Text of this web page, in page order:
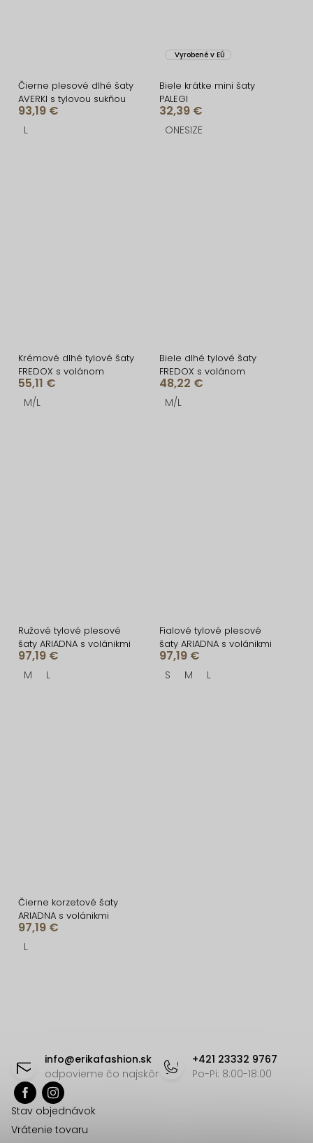
Čierne plesové dlhé šaty
AVERKI s tylovou sukňou
93,19 €
L
Vyrobené v EÚ
Biele krátke mini šaty
PALEGI
32,39 €
ONESIZE
Krémové dlhé tylové šaty
FREDOX s volánom
55,11 €
M/L
Biele dlhé tylové šaty
FREDOX s volánom
48,22 €
M/L
Ružové tylové plesové
šaty ARIADNA s volánikmi
97,19 €
M L
Fialové tylové plesové
šaty ARIADNA s volánikmi
97,19 €
S M L
Čierne korzetové šaty
ARIADNA s volánikmi
97,19 €
L
a
info@erikafashion.sk
odpovieme čo najskôr
+421 23332 9767
Po-Pi: 8:00-18:00
Stav objednávok
Vrátenie tovaru